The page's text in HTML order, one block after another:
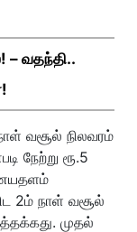
வதந்தி..
வசூல் நிலவரம்
நேற்று ரூ.5
2ம் நாள் வசூல்
முதல்